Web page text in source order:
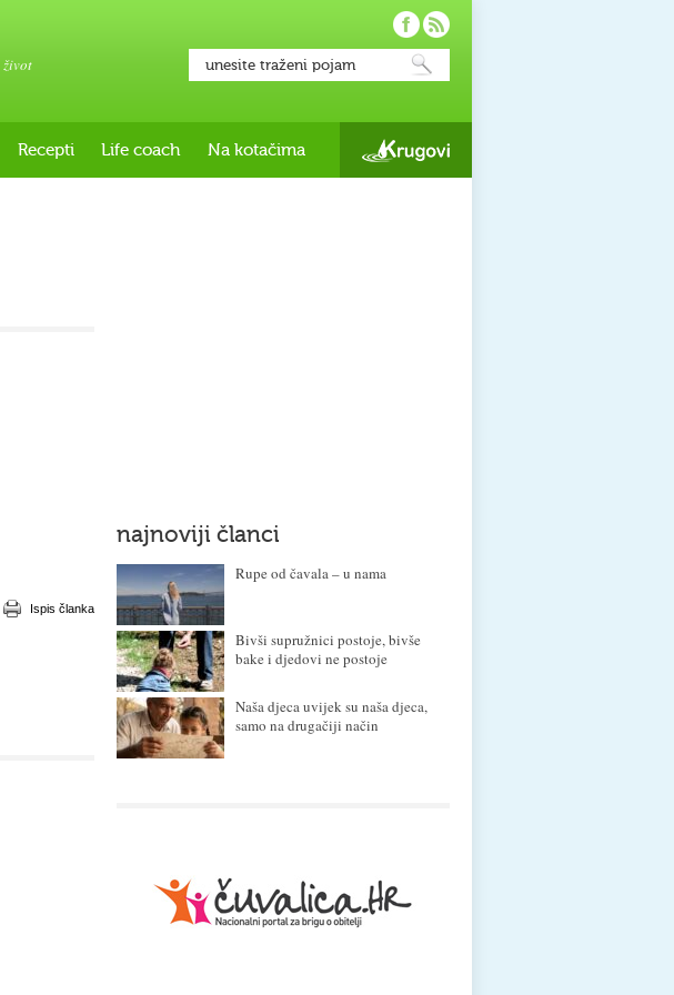
život
Recepti Life coach Na kotačima
Ispis članka
najnoviji članci
Rupe od čavala – u nama
Bivši supružnici postoje, bivše
bake i djedovi ne postoje
Naša djeca uvijek su naša djeca,
samo na drugačiji način